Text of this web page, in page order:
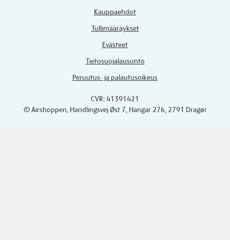
Kauppaehdot
Tullimääräykset
Evästeet
Tietosuojalausunto
Peruutus- ja palautusoikeus
CVR: 41391421
© Airshoppen , Handlingsvej Øst 7, Hangar 276, 2791 Dragør